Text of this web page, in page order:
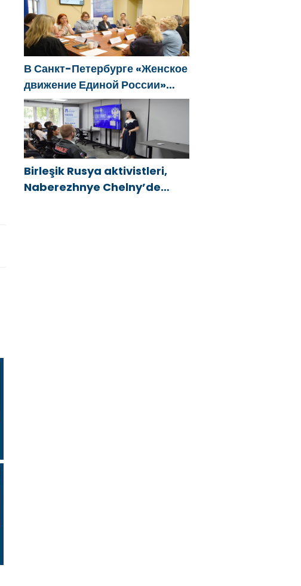
destek programlarının
geliştirilmesi için öneriler
hazırladı
В Санкт-Петербурге «Женское
движение Единой России»
сформировало предложения
по развитию городских
программ поддержки женщин
Birleşik Rusya aktivistleri,
Naberezhnye Chelny’de